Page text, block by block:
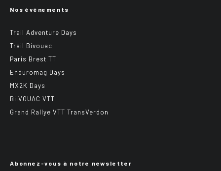
Nos événements
Trail Adventure Days
Trail Bivouac
Paris Brest TT
Enduromag Days
MX2K Days
BiiVOUAC VTT
Grand Rallye VTT TransVerdon
Abonnez-vous à notre newsletter